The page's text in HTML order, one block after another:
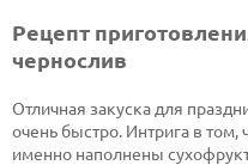
Рецепт
чернослив
Отличная закуска для
очень быстро. Интрига в том,
именно наполнены